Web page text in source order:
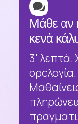

Μάθε αν
κενά
3' λεπτά.
ορολογία.